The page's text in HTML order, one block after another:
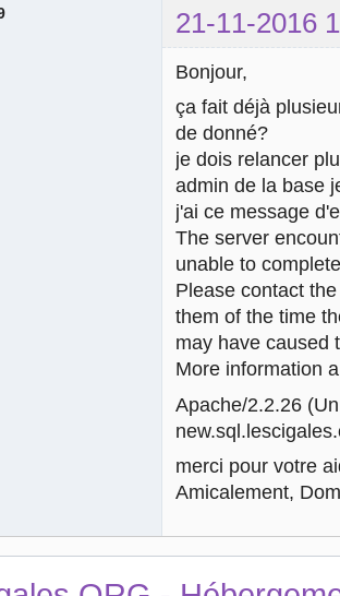
21-11-2016
Bonjour,
ça fait déjà
de donné?
je dois relancer
admin de la base
j'ai ce message
The server
unable to
Please contact
them of the time
may have caused
More information
Apache/2.2.26
merci pour votre
Amicalement,